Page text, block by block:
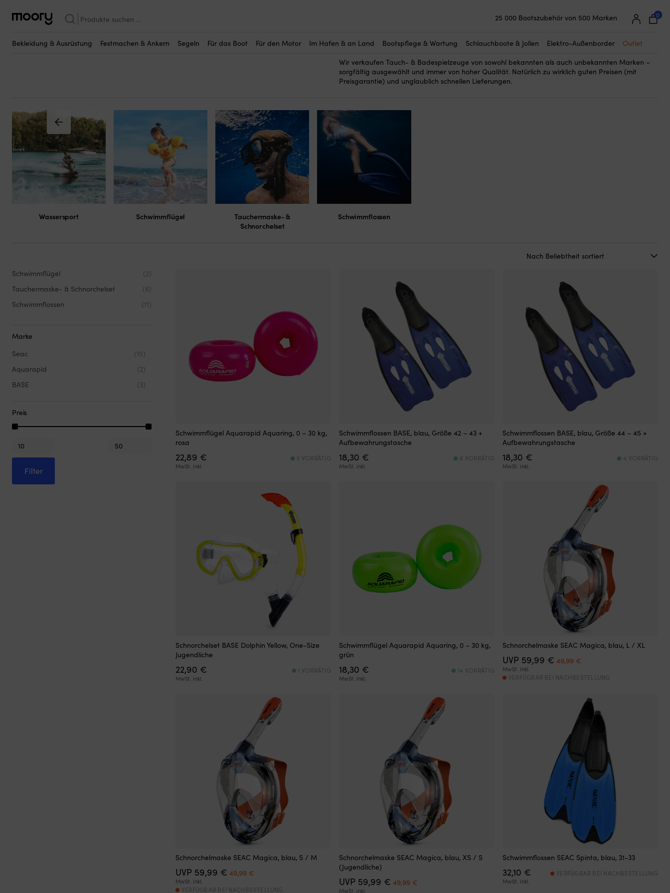
Suchen
nach:
25 000 Bootszubehör von 500 Marken
0
Bekleidung & Ausrüstung Festmachen & Ankern Segeln Für das Boot Für den Motor Im Hafen & an Land Bootspflege & Wartung Schlauchboote & Jollen Elektro-Außenborder Outlet
Tauch- & Badespielzeug
Hier kaufen Sie alle Tauch- & Badespielzeuge für Ihr Boot und Ihr Bootleben. Was wäre der
Schwimmflügeln und Badekappen bis zu Tauchmasken, Schnorchelsets, Schwimmflossen und
Schwimmbrillen kaufen.
Wir verkaufen Tauch- & Badespielzeuge von sowohl bekannten als auch unbekannten Marken –
sorgfältig ausgewählt und immer von hoher Qualität. Natürlich zu wirklich guten Preisen (mit
Preisgarantie) und unglaublich schnellen Lieferungen.
Wassersport Schwimmflügel
Tauchermaske- &
Schnorchelset
Schwimmflossen
Schwimmflügel
(2)
Tauchermaske- & Schnorchelset
(6)
Schwimmflossen
(11)
Marke
Seac
(15)
Aquarapid
(2)
BASE
(3)
Preis
Min.
Preis
Max.
Preis
Filter
Schwimmflügel Aquarapid Aquaring, 0 – 30 kg,
rosa
22,89 €
MwSt. inkl.
5 VORRÄTIG
Schwimmflossen BASE, blau, Größe 42 – 43 +
Aufbewahrungstasche
18,30 €
MwSt. inkl.
6 VORRÄTIG
Schwimmflossen BASE, blau, Größe 44 – 45 +
Aufbewahrungstasche
18,30 €
MwSt. inkl.
4 VORRÄTIG
Schnorchelset BASE Dolphin Yellow, One-Size
Jugendliche
22,90 €
MwSt. inkl.
1 VORRÄTIG
Schwimmflügel Aquarapid Aquaring, 0 – 30 kg,
grün
18,30 €
MwSt. inkl.
14 VORRÄTIG
Schnorchelmaske SEAC Magica, blau, L / XL
UVP 59,99 € Ursprünglicher
Preis
war:
49,99 €Aktueller
ist:
MwSt. inkl.
VERFÜGBAR BEI NACHBESTELLUNG
Schnorchelmaske SEAC Magica, blau, S / M
UVP 59,99 € Ursprünglicher
Preis
war:
49,99 €Aktueller
ist:
MwSt. inkl.
VERFÜGBAR BEI NACHBESTELLUNG
Schnorchelmaske SEAC Magica, blau, XS / S
(Jugendliche)
UVP 59,99 € Ursprünglicher
Preis
49,99 €Aktueller
MwSt. inkl.
Schwimmflossen SEAC Spinta, blau, 31-33
32,10 €
MwSt. inkl.
VERFÜGBAR BEI NACHBESTELLUNG